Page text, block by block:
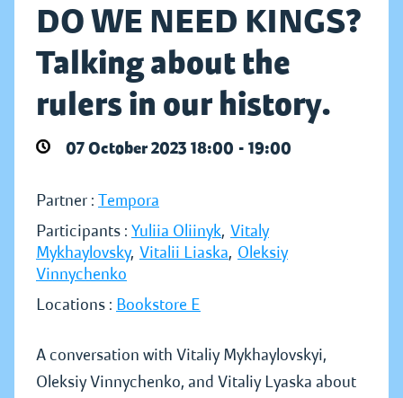
DO WE NEED KINGS?
Talking about the
rulers in our history.
07 October 2023 18:00 - 19:00
Partner : Tempora
Participants : Yuliia Oliinyk, Vitaly
Mykhaylovsky, Vitalii Liaska, Oleksiy
Vinnychenko
Locations : Bookstore E
A conversation with Vitaliy Mykhaylovskyi,
Oleksiy Vinnychenko, and Vitaliy Lyaska about